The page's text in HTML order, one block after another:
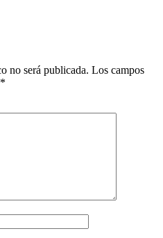
no será publicada. Los campos
*